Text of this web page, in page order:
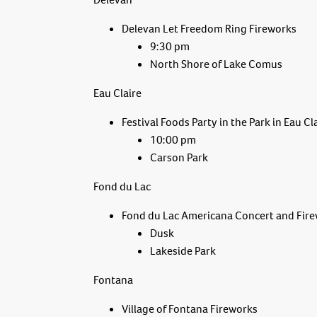
Delevan Let Freedom Ring Fireworks
9:30 pm
North Shore of Lake Comus
Eau Claire
Festival Foods Party in the Park in Eau
10:00 pm
Carson Park
Fond du Lac
Fond du Lac Americana Concert and
Dusk
Lakeside Park
Fontana
Village of Fontana Fireworks